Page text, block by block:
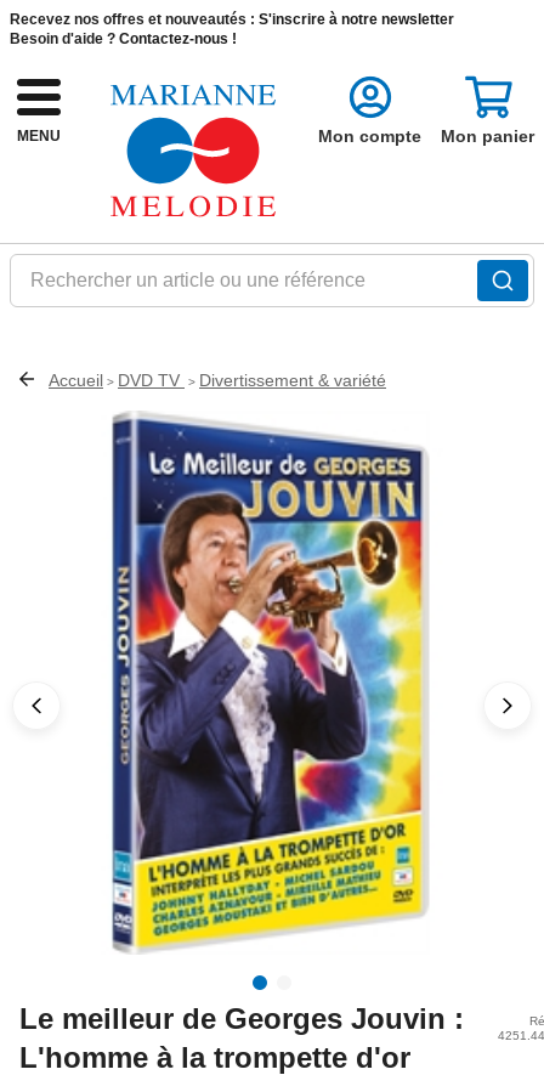
Recevez nos offres et nouveautés : S'inscrire à notre newsletter
Besoin d'aide ? Contactez-nous !
MENU
Rechercher un article ou une référence
Mon compte Mon panier
Accueil > DVD TV > Divertissement & variété
Le meilleur de Georges Jouvin :
L'homme à la trompette d'or